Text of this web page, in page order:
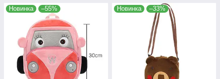
Новинка –55% Новинка –33%